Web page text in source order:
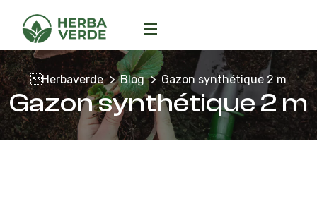
Herbaverde Blog Gazon synthétique 2 m
Gazon synthétique 2 m